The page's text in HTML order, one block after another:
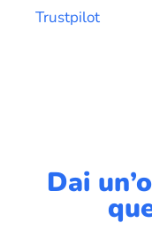
Trustpilot
Dai